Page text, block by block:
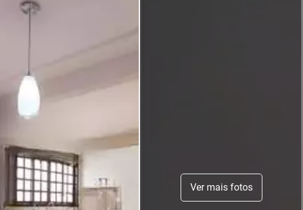
Ver mais fotos